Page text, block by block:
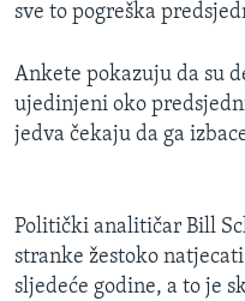
sve to pogreška
Ankete pokazuju da su
ujedinjeni oko
jedva čekaju da ga
Politički analitičar Bill
stranke žestoko
sljedeće godine, a to je